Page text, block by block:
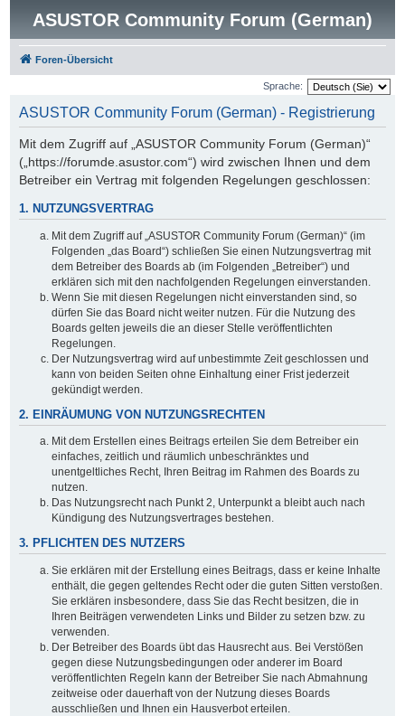
ASUSTOR Community Forum (German)
Foren-Übersicht
Sprache:
ASUSTOR Community Forum (German) - Registrierung
Mit dem Zugriff auf „ASUSTOR Community Forum (German)“
(„https://forumde.asustor.com“) wird zwischen Ihnen und dem
Betreiber ein Vertrag mit folgenden Regelungen geschlossen:
1. NUTZUNGSVERTRAG
Mit dem Zugriff auf „ASUSTOR Community Forum (German)“ (im
Folgenden „das Board“) schließen Sie einen Nutzungsvertrag mit
dem Betreiber des Boards ab (im Folgenden „Betreiber“) und
erklären sich mit den nachfolgenden Regelungen einverstanden.
Wenn Sie mit diesen Regelungen nicht einverstanden sind, so
dürfen Sie das Board nicht weiter nutzen. Für die Nutzung des
Boards gelten jeweils die an dieser Stelle veröffentlichten
Regelungen.
Der Nutzungsvertrag wird auf unbestimmte Zeit geschlossen und
kann von beiden Seiten ohne Einhaltung einer Frist jederzeit
gekündigt werden.
2. EINRÄUMUNG VON NUTZUNGSRECHTEN
Mit dem Erstellen eines Beitrags erteilen Sie dem Betreiber ein
einfaches, zeitlich und räumlich unbeschränktes und
unentgeltliches Recht, Ihren Beitrag im Rahmen des Boards zu
nutzen.
Das Nutzungsrecht nach Punkt 2, Unterpunkt a bleibt auch nach
Kündigung des Nutzungsvertrages bestehen.
3. PFLICHTEN DES NUTZERS
Sie erklären mit der Erstellung eines Beitrags, dass er keine Inhalte
enthält, die gegen geltendes Recht oder die guten Sitten verstoßen.
Sie erklären insbesondere, dass Sie das Recht besitzen, die in
Ihren Beiträgen verwendeten Links und Bilder zu setzen bzw. zu
verwenden.
Der Betreiber des Boards übt das Hausrecht aus. Bei Verstößen
gegen diese Nutzungsbedingungen oder anderer im Board
veröffentlichten Regeln kann der Betreiber Sie nach Abmahnung
zeitweise oder dauerhaft von der Nutzung dieses Boards
ausschließen und Ihnen ein Hausverbot erteilen.